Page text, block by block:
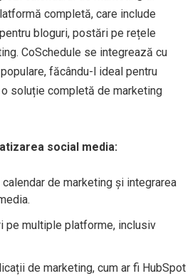
completă, care include
bloguri, postări pe rețele
CoSchedule se integrează cu
făcându-l ideal pentru
soluție completă de marketing
social media:
de marketing și integrarea
pe multiple platforme, inclusiv
de marketing, cum ar fi HubSpot